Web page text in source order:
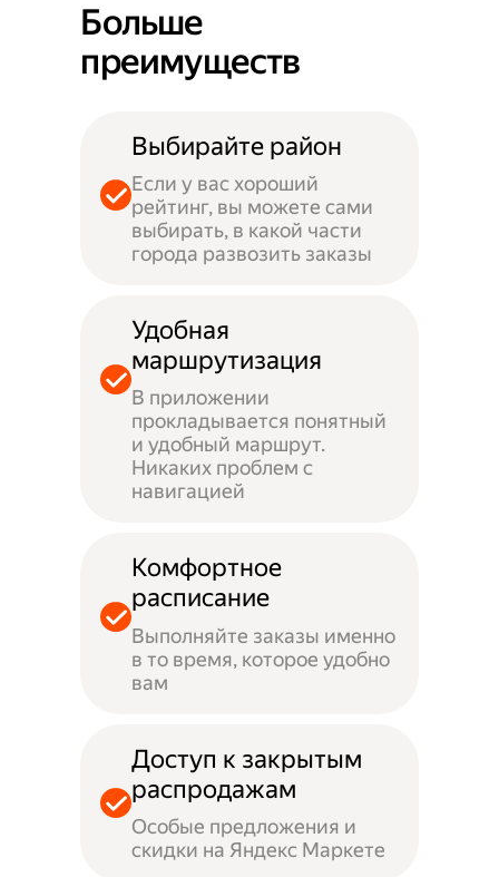
Больше
преимуществ
Выбирайте район
Если у вас хороший
рейтинг, вы можете сами
выбирать, в какой части
города развозить заказы
Удобная
маршрутизация
В приложении
прокладывается понятный
и удобный маршрут.
Никаких проблем с
навигацией
Комфортное
расписание
Выполняйте заказы именно
в то время, которое удобно
вам
Доступ к закрытым
распродажам
Особые предложения и
скидки на Яндекс Маркете